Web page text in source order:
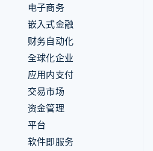
电子商务
嵌入式金融
财务自动化
全球化企业
应用内支付
交易市场
资金管理
平台
软件即服务